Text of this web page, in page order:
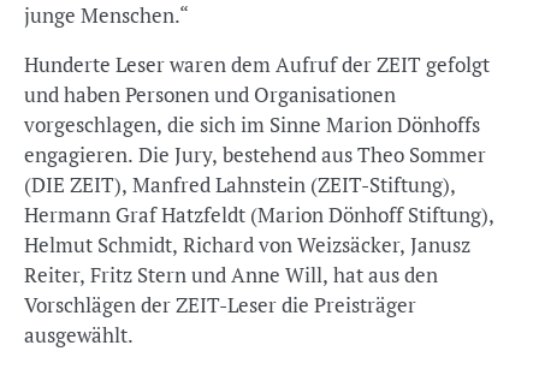
junge Menschen.“
Hunderte Leser waren dem Aufruf der ZEIT gefolgt
und haben Personen und Organisationen
vorgeschlagen, die sich im Sinne Marion Dönhoffs
engagieren. Die Jury, bestehend aus Theo Sommer
(DIE ZEIT), Manfred Lahnstein (ZEIT-Stiftung),
Hermann Graf Hatzfeldt (Marion Dönhoff Stiftung),
Helmut Schmidt, Richard von Weizsäcker, Janusz
Reiter, Fritz Stern und Anne Will, hat aus den
Vorschlägen der ZEIT-Leser die Preisträger
ausgewählt.